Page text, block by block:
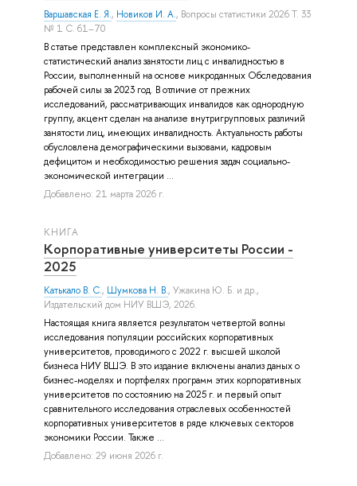
Варшавская Е. Я., Новиков И. А., Вопросы статистики 2026 Т. 33
№ 1 С. 61–70
В статье представлен комплексный экономико-
статистический анализ занятости лиц с инвалидностью в
России, выполненный на основе микроданных Обследования
рабочей силы за 2023 год. В отличие от прежних
исследований, рассматривающих инвалидов как однородную
группу, акцент сделан на анализе внутригрупповых различий
занятости лиц, имеющих инвалидность. Актуальность работы
обусловлена демографическими вызовами, кадровым
дефицитом и необходимостью решения задач социально-
экономической интеграции ...
Добавлено: 21 марта 2026 г.
КНИГА
Корпоративные университеты России -
2025
Катькало В. С., Шумкова Н. В., Ужакина Ю. Б. и др.,
Издательский дом НИУ ВШЭ, 2026.
Настоящая книга является результатом четвертой волны
исследования популяции российских корпоративных
университетов, проводимого с 2022 г. высшей школой
бизнеса НИУ ВШЭ. В это издание включены анализ даных о
бизнес-моделях и портфелях программ этих корпоративных
университетов по состоянию на 2025 г. и первый опыт
сравнительного исследования отраслевых особенностей
корпоративных университетов в ряде ключевых секторов
экономики России. Также ...
Добавлено: 29 июня 2026 г.